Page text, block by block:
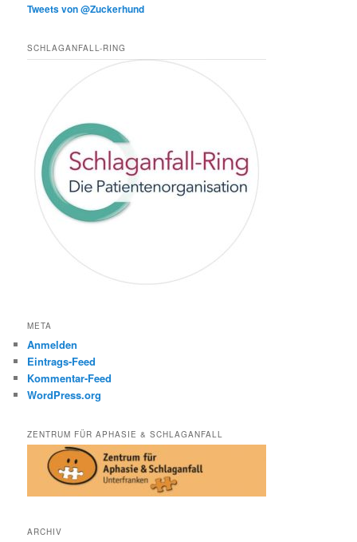
Tweets von @Zuckerhund
SCHLAGANFALL-RING
META
Anmelden
Eintrags-Feed
Kommentar-Feed
WordPress.org
ZENTRUM FÜR APHASIE & SCHLAGANFALL
ARCHIV